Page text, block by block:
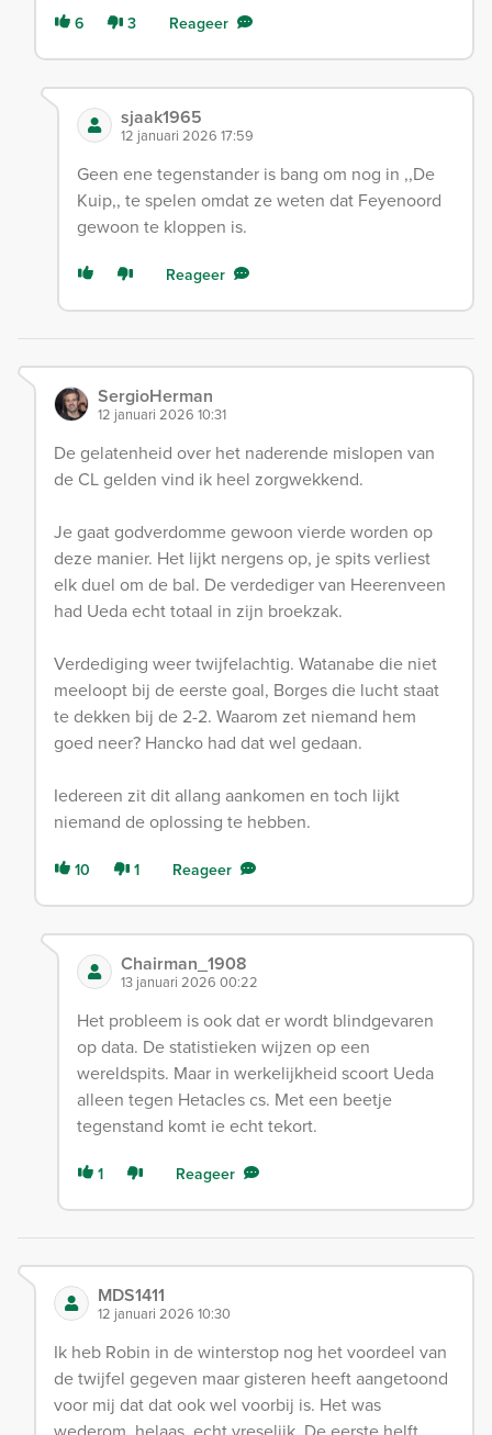
6 3 Reageer
sjaak1965
12 januari 2026 17:59
Geen ene tegenstander is bang om nog in ,,De
Kuip,, te spelen omdat ze weten dat Feyenoord
gewoon te kloppen is.
Reageer
SergioHerman
12 januari 2026 10:31
De gelatenheid over het naderende mislopen van
de CL gelden vind ik heel zorgwekkend.
Je gaat godverdomme gewoon vierde worden op
deze manier. Het lijkt nergens op, je spits verliest
elk duel om de bal. De verdediger van Heerenveen
had Ueda echt totaal in zijn broekzak.
Verdediging weer twijfelachtig. Watanabe die niet
meeloopt bij de eerste goal, Borges die lucht staat
te dekken bij de 2-2. Waarom zet niemand hem
goed neer? Hancko had dat wel gedaan.
Iedereen zit dit allang aankomen en toch lijkt
niemand de oplossing te hebben.
10 1 Reageer
Chairman_1908
13 januari 2026 00:22
Het probleem is ook dat er wordt blindgevaren
op data. De statistieken wijzen op een
wereldspits. Maar in werkelijkheid scoort Ueda
alleen tegen Hetacles cs. Met een beetje
tegenstand komt ie echt tekort.
1 Reageer
MDS1411
12 januari 2026 10:30
Ik heb Robin in de winterstop nog het voordeel van
de twijfel gegeven maar gisteren heeft aangetoond
voor mij dat dat ook wel voorbij is. Het was